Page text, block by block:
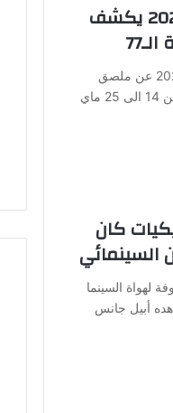
مهرجان كان السينمائي 2024 يكشف
أسدل الستار اليوم الجمعة 19 ابريل 2024 عن ملصق
مهرجان كان السينمائي، الذي سينعقد من 14 الى 25 ماي
كان
لهواة السينما
أبيل جانس